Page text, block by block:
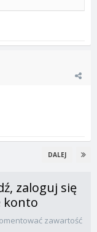
DALEJ
zaloguj się
konto
zawartość